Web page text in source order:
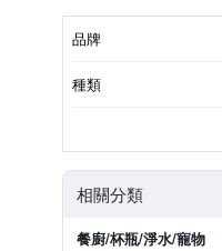
品牌
種類
相關分類
餐廚/杯瓶/淨水/寵物